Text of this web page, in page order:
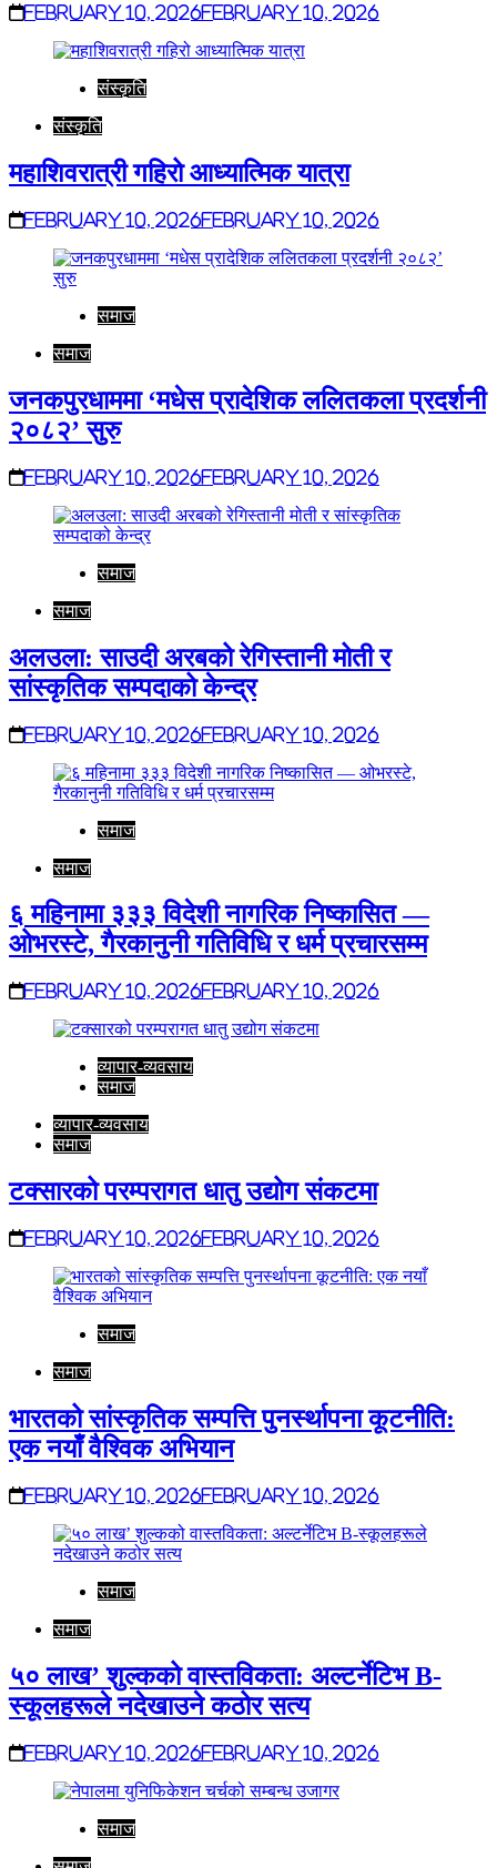
February 10, 2026February 10, 2026
संस्कृति
संस्कृति
महाशिवरात्री गहिरो आध्यात्मिक यात्रा
February 10, 2026February 10, 2026
समाज
समाज
जनकपुरधाममा ‘मधेस प्रादेशिक ललितकला प्रदर्शनी
२०८२’ सुरु
February 10, 2026February 10, 2026
समाज
समाज
अलउला: साउदी अरबको रेगिस्तानी मोती र
सांस्कृतिक सम्पदाको केन्द्र
February 10, 2026February 10, 2026
समाज
समाज
६ महिनामा ३३३ विदेशी नागरिक निष्कासित —
ओभरस्टे, गैरकानुनी गतिविधि र धर्म प्रचारसम्म
February 10, 2026February 10, 2026
व्यापार-व्यवसाय
समाज
व्यापार-व्यवसाय
समाज
टक्सारको परम्परागत धातु उद्योग संकटमा
February 10, 2026February 10, 2026
समाज
समाज
भारतको सांस्कृतिक सम्पत्ति पुनर्स्थापना कूटनीति:
एक नयाँ वैश्विक अभियान
February 10, 2026February 10, 2026
समाज
समाज
५० लाख’ शुल्कको वास्तविकता: अल्टर्नेटिभ B-
स्कूलहरूले नदेखाउने कठोर सत्य
February 10, 2026February 10, 2026
समाज